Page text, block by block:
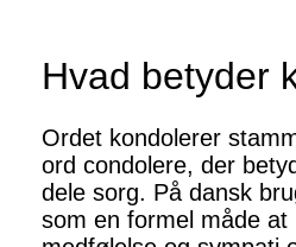
Hvad betyder
Ordet kondolerer
ord condolere, der
dele sorg. På dansk
som en formel måde at